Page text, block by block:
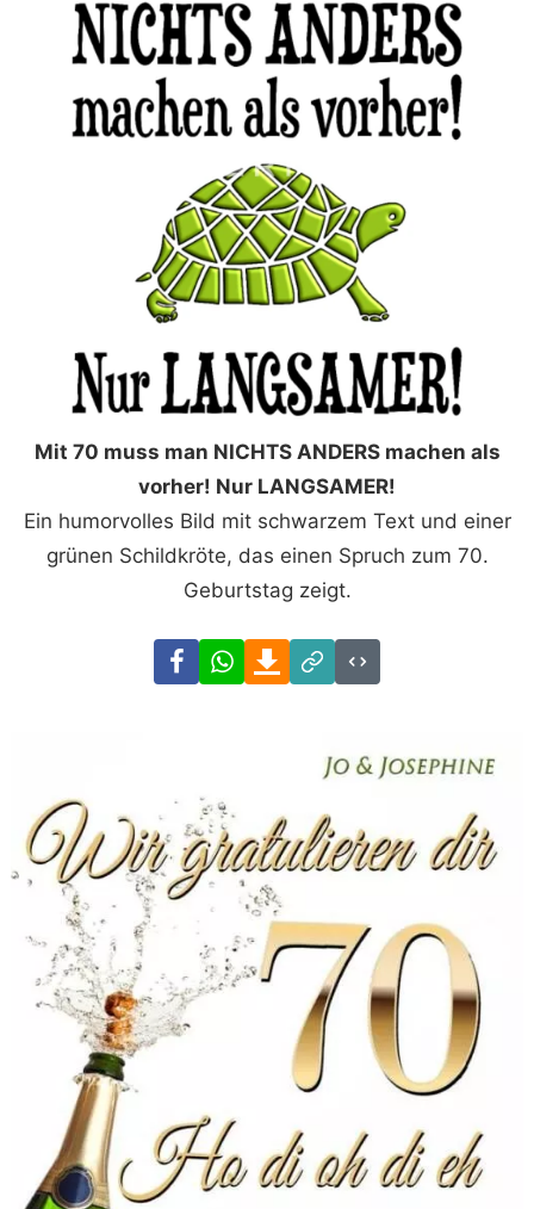
Mit 70 muss man NICHTS ANDERS machen als
vorher! Nur LANGSAMER!
Ein humorvolles Bild mit schwarzem Text und einer
grünen Schildkröte, das einen Spruch zum 70.
Geburtstag zeigt.
FacebookWhatsAppDownload
Link
Code